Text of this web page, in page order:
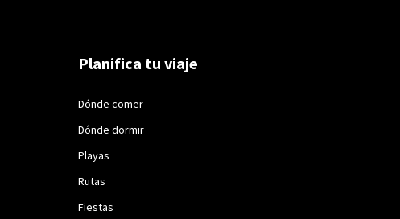
Planifica tu viaje
Dónde comer
Dónde dormir
Playas
Rutas
Fiestas